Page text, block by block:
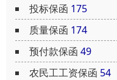
投标保函 175
质量保函 174
预付款保函 49
农民工工资保函 54